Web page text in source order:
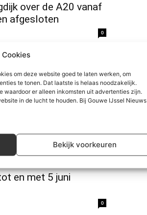
Cookies
om deze website goed te laten werken, om
te tonen. Dat laatste is helaas noodzakelijk.
waardoor er alleen inkomsten uit advertenties zijn.
in de lucht te houden. Bij Gouwe IJssel Nieuws
Bekijk voorkeuren
over de A20 vanaf
afgesloten
0
en met 5 juni
0